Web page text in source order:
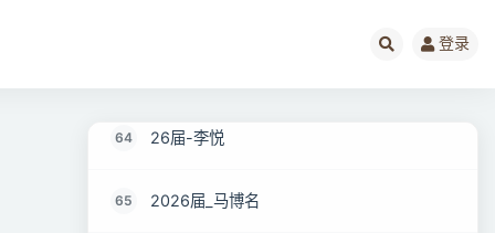
登录
64 26届-李悦
65 2026届_马博名